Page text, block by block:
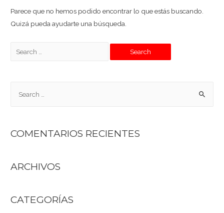
Parece que no hemos podido encontrar lo que estás buscando.
Quizá pueda ayudarte una búsqueda.
COMENTARIOS RECIENTES
ARCHIVOS
CATEGORÍAS